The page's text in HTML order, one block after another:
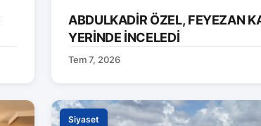
ABDULKADİR ÖZEL, FEYEZAN
YERİNDE İNCELEDİ
Tem 7, 2026
Siyaset